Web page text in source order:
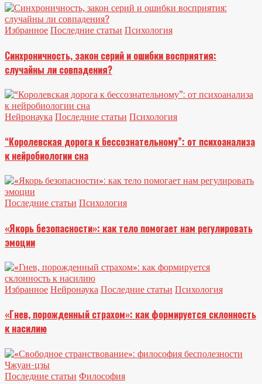
Избранное Последние статьи Психология
Синхроничность, закон серий и ошибки восприятия:
случайны ли совпадения?
Нейронаука Последние статьи Психология
“Королевская дорога к бессознательному”: от психоанализа
к нейробиологии сна
Последние статьи Психология
«Якорь безопасности»: как тело помогает нам регулировать
эмоции
Избранное Нейронаука Последние статьи Психология
«Гнев, порожденный страхом»: как формируется склонность
к насилию
Последние статьи Философия